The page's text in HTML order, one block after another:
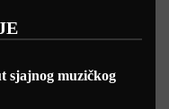
sjajnog muzičkog